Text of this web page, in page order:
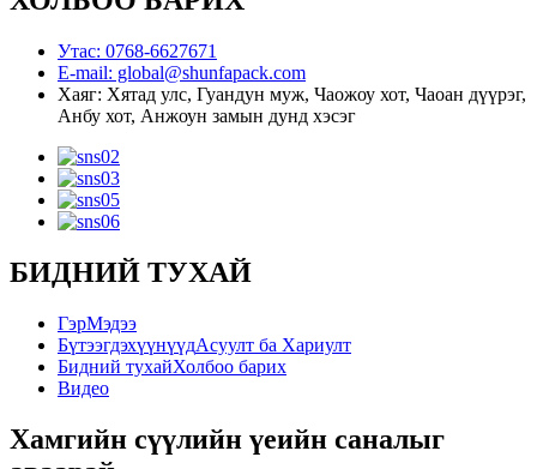
Утас: 0768-6627671
E-mail: global@shunfapack.com
Хаяг: Хятад улс, Гуандун муж, Чаожоу хот, Чаоан дүүрэг,
Анбу хот, Анжоун замын дунд хэсэг
БИДНИЙ ТУХАЙ
ГэрМэдээ
БүтээгдэхүүнүүдАсуулт ба Хариулт
Бидний тухайХолбоо барих
Видео
Хамгийн сүүлийн үеийн саналыг